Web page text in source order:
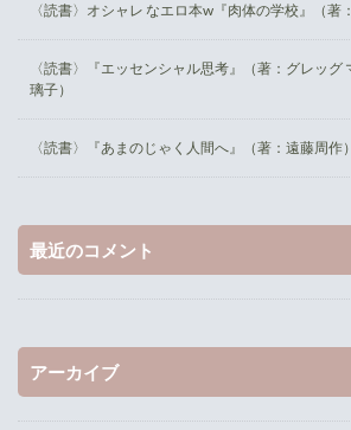
〈読書〉オシャレ なエロ本w『肉体の学校』（著
〈読書〉『エッセンシャル思考』（著：グレッグ
璃子）
〈読書〉『あまのじゃく人間へ』（著：遠藤周作）
最近のコメント
アーカイブ